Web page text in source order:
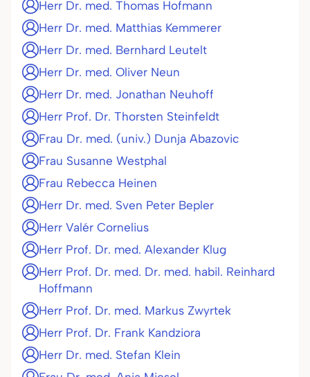
Herr Dr. med. Thomas Hofmann
Herr Dr. med. Matthias Kemmerer
Herr Dr. med. Bernhard Leutelt
Herr Dr. med. Oliver Neun
Herr Dr. med. Jonathan Neuhoff
Herr Prof. Dr. Thorsten Steinfeldt
Frau Dr. med. (univ.) Dunja Abazovic
Frau Susanne Westphal
Frau Rebecca Heinen
Herr Dr. med. Sven Peter Bepler
Herr Valér Cornelius
Herr Prof. Dr. med. Alexander Klug
Herr Prof. Dr. med. Dr. med. habil. Reinhard
Hoffmann
Herr Prof. Dr. med. Markus Zwyrtek
Herr Prof. Dr. Frank Kandziora
Herr Dr. med. Stefan Klein